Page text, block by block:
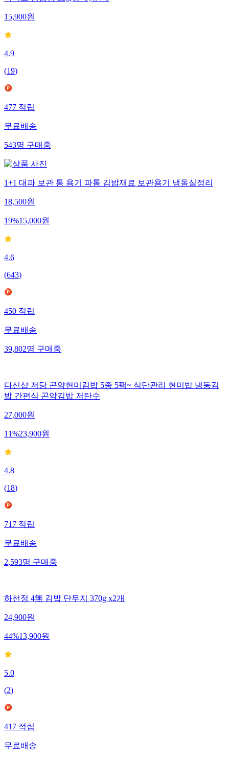
15,900원
4.9
(19)
477적립
무료배송
543명구매중
1+1 대파 보관 통 용기 파통 김밥재료 보관용기 냉동실정리
18,500원
19%15,000원
4.6
(643)
450적립
무료배송
39,802명구매중
다신샵 저당 곤약현미김밥 5종 5팩~ 식단관리 현미밥 냉동김
밥 간편식 곤약김밥 저탄수
27,000원
11%23,900원
4.8
(18)
717적립
무료배송
2,593명구매중
하선정 4無 김밥 단무지 370g x2개
24,900원
44%13,900원
5.0
(2)
417적립
무료배송